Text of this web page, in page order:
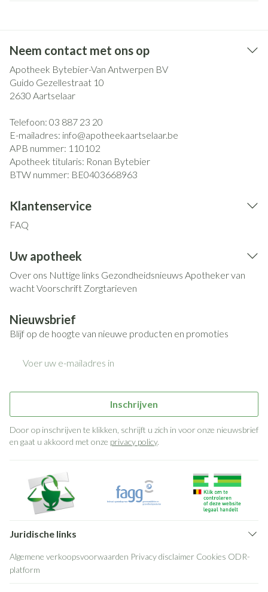
Neem contact met ons op
Apotheek Bytebier-Van Antwerpen BV
Guido Gezellestraat 10
2630 Aartselaar
Telefoon: 03 887 23 20
E-mailadres: info@apotheekaartselaar.be
APB nummer: 110102
Apotheek titularis: Ronan Bytebier
BTW nummer: BE0403668963
Klantenservice
FAQ
Uw apotheek
Over ons Nuttige links Gezondheidsnieuws Apotheker van
wachtVoorschrift Zorgtarieven
Nieuwsbrief
Blijf op de hoogte van nieuwe producten en promoties
Inschrijven
Door op inschrijven te klikken, schrijft u zich in voor onze nieuwsbrief
en gaat u akkoord met onze privacy policy.
Juridische links
Algemene verkoopsvoorwaarden Privacy disclaimer Cookies ODR-
platform